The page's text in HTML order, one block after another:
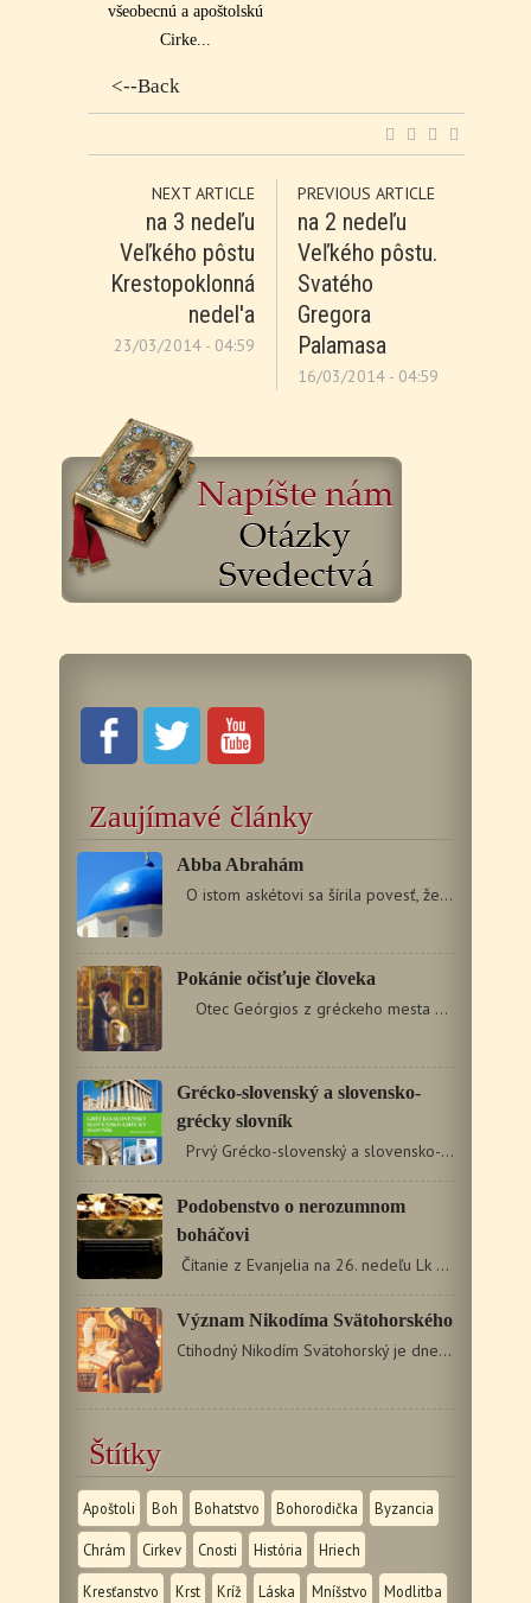
všeobecnú a apoštolskú
Cirke...
<--Back
NEXT ARTICLE
na 3 nedeľu
Veľkého pôstu
Krestopoklonná
nedel'a
23/03/2014 - 04:59
PREVIOUS ARTICLE
na 2 nedeľu
Veľkého pôstu.
Svatého
Gregora
Palamasa
16/03/2014 - 04:59
Zaujímavé články
Abba Abrahám
O istom askétovi sa šírila povesť, že päťdesiat…
Pokánie očisťuje človeka
Otec Geórgios z gréckeho mesta Tessaloniki mi nedávno…
Grécko-slovenský a slovensko-
grécky slovník
Prvý Grécko-slovenský a slovensko-grécky slovník…
Podobenstvo o nerozumnom
boháčovi
Čítanie z Evanjelia na 26. nedeľu Lk 12, 16 – 21 (zač.…
Význam Nikodíma Svätohorského
Ctihodný Nikodím Svätohorský je dnes veľmi vážený a obľúbený…
Štítky
Apoštoli Boh Bohatstvo Bohorodička Byzancia
Chrám Cirkev Cnosti História Hriech
Kresťanstvo Krst Kríž Láska Mníšstvo Modlitba